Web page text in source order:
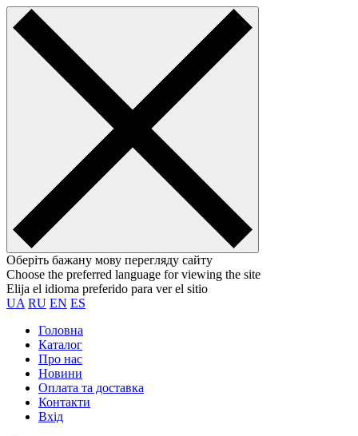
Оберіть бажану мову перегляду сайту
Choose the preferred language for viewing the site
Elija el idioma preferido para ver el sitio
UA RU EN ES
Головна
Каталог
Про нас
Новини
Оплата та доставка
Контакти
Вхiд